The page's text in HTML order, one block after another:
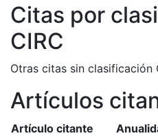
Citas por
CIRC
Otras citas sin clasificación
Artículos
Artículo citante